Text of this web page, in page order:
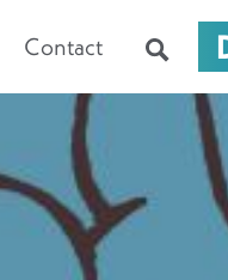
Contact